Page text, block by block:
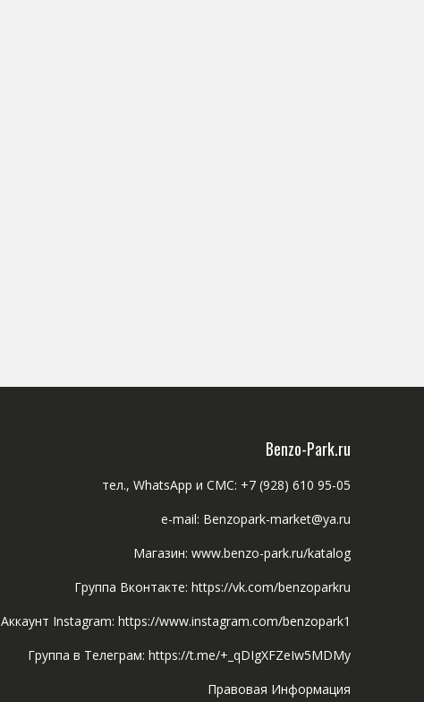
Benzo-Park.ru
тел., WhatsApp и СМС: +7 (928) 610 95-05
e-mail: Benzopark-market@ya.ru
Магазин: www.benzo-park.ru/katalog
Группа Вконтакте: https://vk.com/benzoparkru
Аккаунт Instagram: https://www.instagram.com/benzopark1
Группа в Телеграм: https://t.me/+_qDIgXFZeIw5MDMy
Правовая Информация